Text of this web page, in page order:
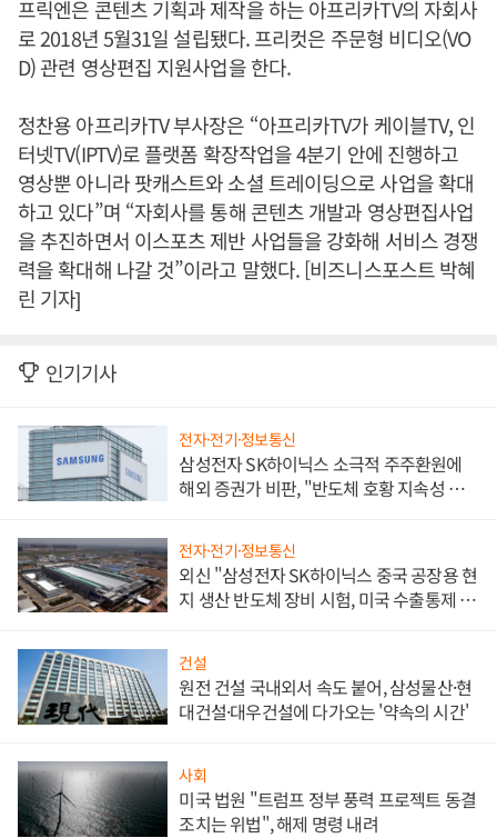
프릭엔은 콘텐츠 기획과 제작을 하는 아프리카TV의 자회사
로 2018년 5월31일 설립됐다. 프리컷은 주문형 비디오(VO
D) 관련 영상편집 지원사업을 한다.
정찬용 아프리카TV 부사장은 “아프리카TV가 케이블TV, 인
터넷TV(IPTV)로 플랫폼 확장작업을 4분기 안에 진행하고
영상뿐 아니라 팟캐스트와 소셜 트레이딩으로 사업을 확대
하고 있다”며 “자회사를 통해 콘텐츠 개발과 영상편집사업
을 추진하면서 이스포츠 제반 사업들을 강화해 서비스 경쟁
력을 확대해 나갈 것”이라고 말했다. [비즈니스포스트 박혜
린 기자]
인기기사
전자·전기·정보통신
삼성전자 SK하이닉스 소극적 주주환원에
해외 증권가 비판, "반도체 호황 지속성 의
전자·전기·정보통신
외신 "삼성전자 SK하이닉스 중국 공장용 현
지 생산 반도체 장비 시험, 미국 수출통제 대
건설
원전 건설 국내외서 속도 붙어, 삼성물산·현
대건설·대우건설에 다가오는 '약속의 시간'
사회
미국 법원 "트럼프 정부 풍력 프로젝트 동결
조치는 위법", 해제 명령 내려